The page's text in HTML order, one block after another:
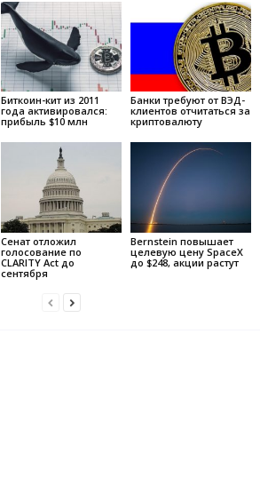
Биткоин-кит из 2011
года активировался:
прибыль $10 млн
Банки требуют от ВЭД-
клиентов отчитаться за
криптовалюту
Сенат отложил
голосование по
CLARITY Act до
сентября
Bernstein повышает
целевую цену SpaceX
до $248, акции растут